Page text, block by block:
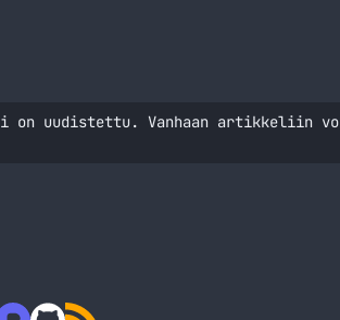
uudistettu. Vanhaan artikkeliin